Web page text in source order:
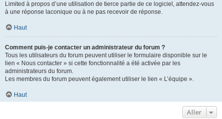
Limited à propos d’une utilisation de tierce partie de ce logiciel, attendez-vous
à une réponse laconique ou à ne pas recevoir de réponse.
Haut
Comment puis-je contacter un administrateur du forum ?
Tous les utilisateurs du forum peuvent utiliser le formulaire disponible sur le
lien « Nous contacter » si cette fonctionnalité a été activée par les
administrateurs du forum.
Les membres du forum peuvent également utiliser le lien « L’équipe ».
Haut
Aller